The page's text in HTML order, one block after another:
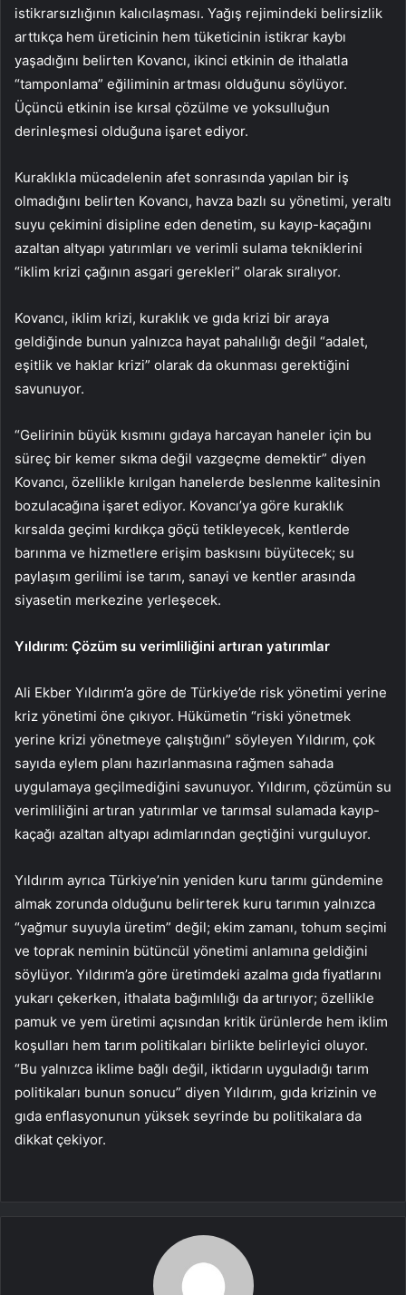
istikrarsızlığının kalıcılaşması. Yağış rejimindeki belirsizlik
arttıkça hem üreticinin hem tüketicinin istikrar kaybı
yaşadığını belirten Kovancı, ikinci etkinin de ithalatla
“tamponlama” eğiliminin artması olduğunu söylüyor.
Üçüncü etkinin ise kırsal çözülme ve yoksulluğun
derinleşmesi olduğuna işaret ediyor.
Kuraklıkla mücadelenin afet sonrasında yapılan bir iş
olmadığını belirten Kovancı, havza bazlı su yönetimi, yeraltı
suyu çekimini disipline eden denetim, su kayıp-kaçağını
azaltan altyapı yatırımları ve verimli sulama tekniklerini
“iklim krizi çağının asgari gerekleri” olarak sıralıyor.
Kovancı, iklim krizi, kuraklık ve gıda krizi bir araya
geldiğinde bunun yalnızca hayat pahalılığı değil “adalet,
eşitlik ve haklar krizi” olarak da okunması gerektiğini
savunuyor.
“Gelirinin büyük kısmını gıdaya harcayan haneler için bu
süreç bir kemer sıkma değil vazgeçme demektir” diyen
Kovancı, özellikle kırılgan hanelerde beslenme kalitesinin
bozulacağına işaret ediyor. Kovancı’ya göre kuraklık
kırsalda geçimi kırdıkça göçü tetikleyecek, kentlerde
barınma ve hizmetlere erişim baskısını büyütecek; su
paylaşım gerilimi ise tarım, sanayi ve kentler arasında
siyasetin merkezine yerleşecek.
Yıldırım: Çözüm su verimliliğini artıran yatırımlar
Ali Ekber Yıldırım’a göre de Türkiye’de risk yönetimi yerine
kriz yönetimi öne çıkıyor. Hükümetin “riski yönetmek
yerine krizi yönetmeye çalıştığını” söyleyen Yıldırım, çok
sayıda eylem planı hazırlanmasına rağmen sahada
uygulamaya geçilmediğini savunuyor. Yıldırım, çözümün su
verimliliğini artıran yatırımlar ve tarımsal sulamada kayıp-
kaçağı azaltan altyapı adımlarından geçtiğini vurguluyor.
Yıldırım ayrıca Türkiye’nin yeniden kuru tarımı gündemine
almak zorunda olduğunu belirterek kuru tarımın yalnızca
“yağmur suyuyla üretim” değil; ekim zamanı, tohum seçimi
ve toprak neminin bütüncül yönetimi anlamına geldiğini
söylüyor. Yıldırım’a göre üretimdeki azalma gıda fiyatlarını
yukarı çekerken, ithalata bağımlılığı da artırıyor; özellikle
pamuk ve yem üretimi açısından kritik ürünlerde hem iklim
koşulları hem tarım politikaları birlikte belirleyici oluyor.
“Bu yalnızca iklime bağlı değil, iktidarın uyguladığı tarım
politikaları bunun sonucu” diyen Yıldırım, gıda krizinin ve
gıda enflasyonunun yüksek seyrinde bu politikalara da
dikkat çekiyor.